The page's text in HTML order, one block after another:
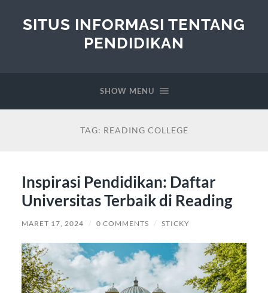
SITUS INFORMASI TENTANG
PENDIDIKAN
SHOW MENU
TAG: READING COLLEGE
Inspirasi Pendidikan: Daftar
Universitas Terbaik di Reading
MARET 17, 2024 / 0 COMMENTS / STICKY